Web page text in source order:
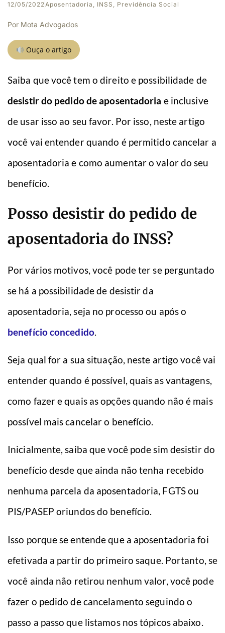
12/05/2022Aposentadoria , INSS , Previdência Social
Por Mota Advogados
Ouça o artigo
Saiba que você tem o direito e possibilidade de
desistir do pedido de aposentadoria e inclusive
de usar isso ao seu favor. Por isso, neste artigo
você vai entender quando é permitido cancelar a
aposentadoria e como aumentar o valor do seu
benefício.
Posso desistir do pedido de
aposentadoria do INSS?
Por vários motivos, você pode ter se perguntado
se há a possibilidade de desistir da
aposentadoria, seja no processo ou após o
benefício concedido.
Seja qual for a sua situação, neste artigo você vai
entender quando é possível, quais as vantagens,
como fazer e quais as opções quando não é mais
possível mais cancelar o benefício.
Inicialmente, saiba que você pode sim desistir do
benefício desde que ainda não tenha recebido
nenhuma parcela da aposentadoria, FGTS ou
PIS/PASEP oriundos do benefício.
Isso porque se entende que a aposentadoria foi
efetivada a partir do primeiro saque. Portanto, se
você ainda não retirou nenhum valor, você pode
fazer o pedido de cancelamento seguindo o
passo a passo que listamos nos tópicos abaixo.